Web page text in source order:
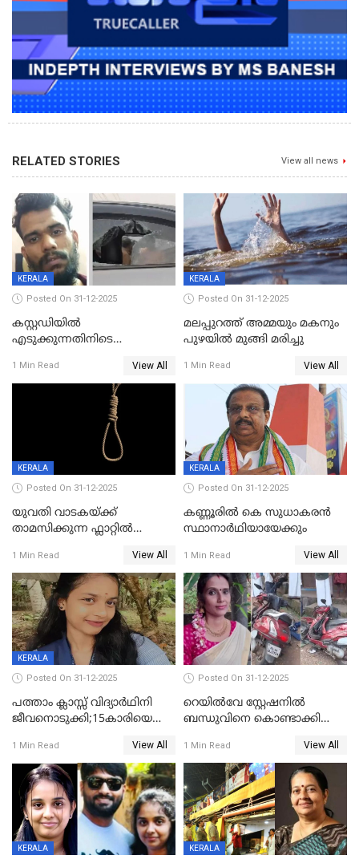
RELATED STORIES View all news
KERALA
Posted On 31-12-2025
കസ്റ്റഡിയിൽ
എടുക്കുന്നതിനിടെ
വധശ്രമക്കേസ് പ്രതി പിടിയിൽ
1 Min Read View All
KERALA
Posted On 31-12-2025
മലപ്പുറത്ത് അമ്മയും മകനും
പുഴയിൽ മുങ്ങി മരിച്ചു
1 Min Read View All
KERALA
Posted On 31-12-2025
യുവതി വാടകയ്ക്ക്
താമസിക്കുന്ന ഫ്ലാറ്റില്‍
സംഭവം കൈതപ്പൊയിലില്‍
1 Min Read View All
KERALA
Posted On 31-12-2025
കണ്ണൂരിൽ കെ സുധാകരൻ
സ്ഥാനാർഥിയായേക്കും
1 Min Read View All
KERALA
Posted On 31-12-2025
പത്താം ക്ലാസ്സ് വിദ്യാര്‍ഥിനി
ജീവനൊടുക്കി;15കാരിയെ
കിടപ്പുമുറിയില്‍ തൂങ്ങി മരിച്ച
നിലയിൽ
1 Min Read View All
Posted On 31-12-2025
റെയിൽവേ സ്റ്റേഷനിൽ
ബന്ധുവിനെ കൊണ്ടാക്കി
ലോറി സ്കൂട്ടറിൽ ഇടിച്ചു :
യുവതിക്ക് ദാരുണാന്ത്യം
1 Min Read View All
KERALA KERALA